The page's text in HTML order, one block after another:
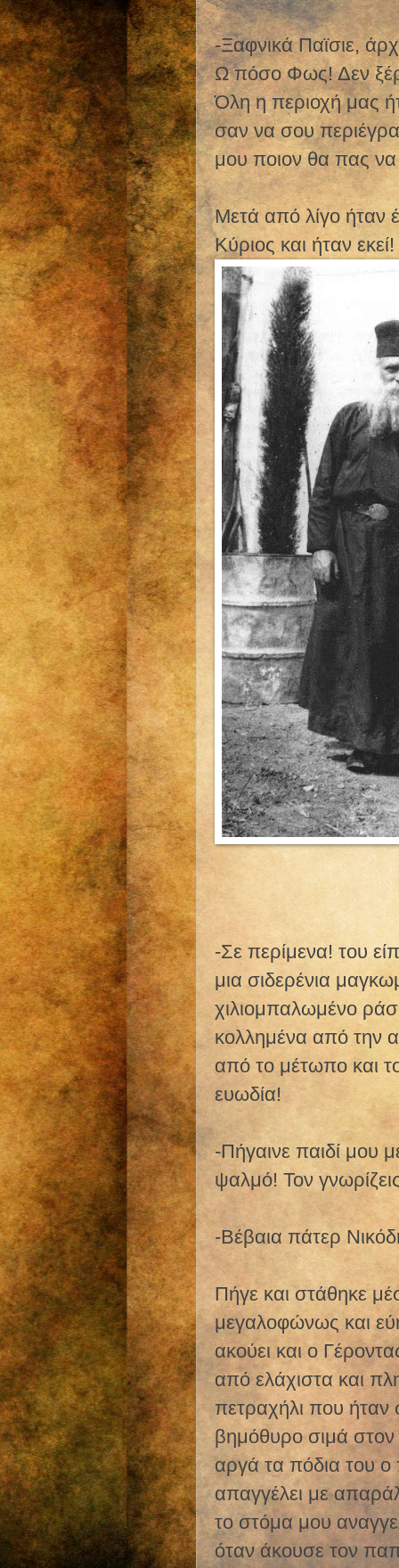
-Ξαφνικά Παϊσιε,
Ω πόσο Φως! Δεν
Όλη η περιοχή μας
σαν να σου
μου ποιον θα πας να
Μετά από λίγο ήταν
Κύριος και ήταν εκεί!
-Σε περίμενα! του
μια σιδερένια
χιλιομπαλωμένο
κολλημένα από την
από το μέτωπο και
ευωδία!
-Πήγαινε παιδί μου
ψαλμό! Τον
-Βέβαια πάτερ
Πήγε και στάθηκε
μεγαλοφώνως και
ακούει και ο
από ελάχιστα και
πετραχήλι που ήταν
βημόθυρο σιμά στον
αργά τα πόδια του
απαγγέλει με
το στόμα μου
όταν άκουσε τον